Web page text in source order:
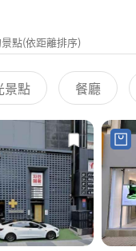
點(依距離排序)
景點 餐廳